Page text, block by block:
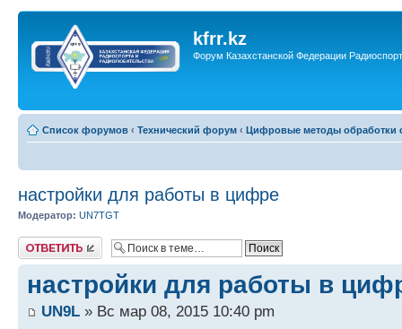
kfrr.kz
Форум Казахстанской Федерации
Список форумов ‹ Технический форум ‹ Цифровые методы обработки
настройки для работы в цифре
Модератор: UN7TGT
Ответить
настройки для работы в
UN9L » Вс мар 08, 2015 10:40 pm